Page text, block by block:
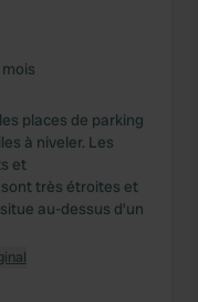
mois
places de parking
à niveler. Les
et
très étroites et
au-dessus d’un